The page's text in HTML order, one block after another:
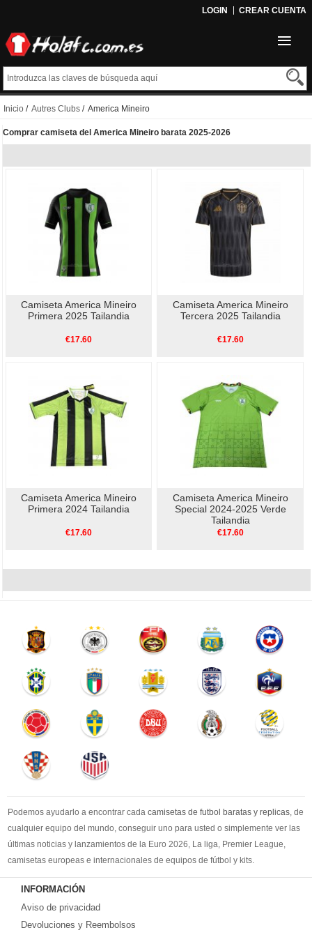
LOGIN CREAR CUENTA
Inicio / Autres Clubs / America Mineiro
Comprar camiseta del America Mineiro barata 2025-2026
Camiseta America Mineiro
Primera 2025 Tailandia
€17.60
Camiseta America Mineiro
Tercera 2025 Tailandia
€17.60
Camiseta America Mineiro
Primera 2024 Tailandia
€17.60
Camiseta America Mineiro
Special 2024-2025 Verde
Tailandia
€17.60
Podemos ayudarlo a encontrar cada camisetas de futbol baratas y replicas, de
cualquier equipo del mundo, conseguir uno para usted o simplemente ver las
últimas noticias y lanzamientos de la Euro 2026, La liga, Premier League,
camisetas europeas e internacionales de equipos de fútbol y kits.
Comprecamisetas de futbol baratasen la tienda deportiva más grande de
Europa. ¡Grandes ofertas en todas las camisetas del club de fútbol, ​​kits
europeos e internacionales, todo a los precios más bajos!
Compre nuestra gran selección de
INFORMACIÓN
Aviso de privacidad
Devoluciones y Reembolsos